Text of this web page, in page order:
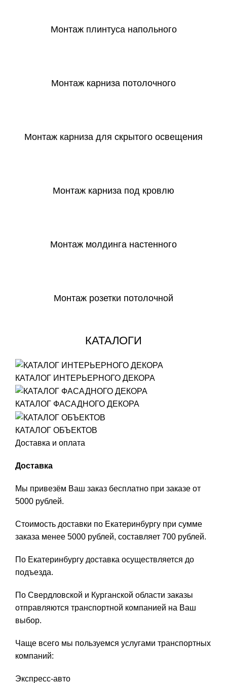
Монтаж плинтуса напольного
Монтаж карниза потолочного
Монтаж карниза для скрытого освещения
Монтаж карниза под кровлю
Монтаж молдинга настенного
Монтаж розетки потолочной
КАТАЛОГИ
КАТАЛОГ ИНТЕРЬЕРНОГО ДЕКОРА
КАТАЛОГ ФАСАДНОГО ДЕКОРА
КАТАЛОГ ОБЪЕКТОВ
Доставка и оплата
Доставка
Мы привезём Ваш заказ бесплатно при заказе от
5000 рублей.
Стоимость доставки по Екатеринбургу при сумме
заказа менее 5000 рублей, составляет 700 рублей.
По Екатеринбургу доставка осуществляется до
подъезда.
По Свердловской и Курганской области заказы
отправляются транспортной компанией на Ваш
выбор.
Чаще всего мы пользуемся услугами транспортных
компаний:
Экспресс-авто